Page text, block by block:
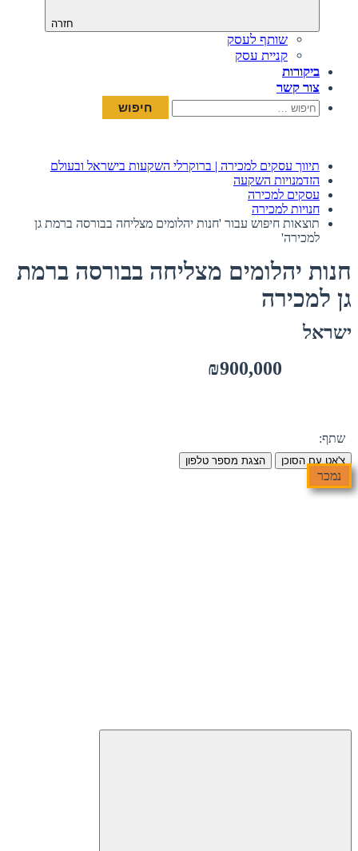
חזרה
שותף לעסק
קניית עסק
ביקורות
צור קשר
חיפוש:
תיווך עסקים למכירה | ברוקרלי השקעות בישראל ובעולם
הזדמנויות השקעה
עסקים למכירה
חנויות למכירה
תוצאות חיפוש עבור 'חנות יהלומים מצליחה בבורסה ברמת גן
למכירה'
חנות יהלומים מצליחה בבורסה ברמת
גן למכירה
ישראל
₪900,000
שתף:
צ'אט עם הסוכן הצגת מספר טלפון
נמכר